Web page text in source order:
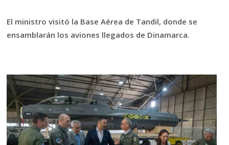
El ministro visitó la Base Aérea de Tandil, donde se
ensamblarán los aviones llegados de Dinamarca.